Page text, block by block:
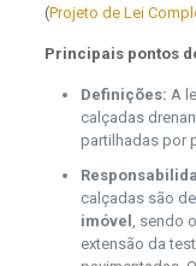
(Projeto de Lei
Principais pontos
Definições: A
calçadas
partilhadas por
calçadas são
imóvel
, sendo
extensão da